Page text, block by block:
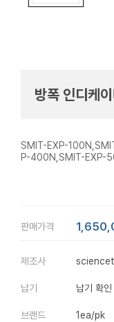
방폭 인디케
SMIT-EXP-
P-400N,SMIT-EXP-
판매가격
제조사
납기 납기 확인
브랜드 1ea/pk